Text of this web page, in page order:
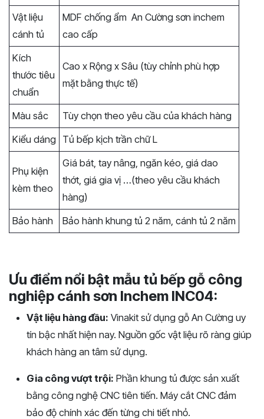
Vật liệu
cánh tủ
MDF chống ẩm An Cường sơn inchem
cao cấp
Kích
thước tiêu
chuẩn
Cao x Rộng x Sâu (tùy chỉnh phù hợp
mặt bằng thực tế)
Màu sắc
Tùy chọn theo yêu cầu của khách hàng
Kiểu dáng
Tủ bếp kịch trần chữ L
Phụ kiện
kèm theo
Giá bát, tay nâng, ngăn kéo, giá dao
thớt, giá gia vị …(theo yêu cầu khách
hàng)
Bảo hành
Bảo hành khung tủ 2 năm, cánh tủ 2 năm
Ưu điểm nổi bật mẫu tủ bếp gỗ công
nghiệp cánh sơn Inchem INC04:
Vật liệu hàng đầu: Vinakit sử dụng gỗ An Cường uy
tín bậc nhất hiện nay. Nguồn gốc vật liệu rõ ràng giúp
khách hàng an tâm sử dụng.
Gia công vượt trội: Phần khung tủ được sản xuất
bằng công nghệ CNC tiên tiến. Máy cắt CNC đảm
bảo độ chính xác đến từng chi tiết nhỏ.